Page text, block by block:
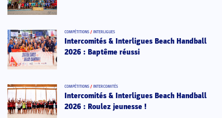
COMPÉTITIONS / INTERLIGUES
Intercomités & Interligues Beach Handball
2026 : Baptême réussi
COMPÉTITIONS / INTERCOMITÉS
Intercomités & Interligues Beach Handball
2026 : Roulez jeunesse !